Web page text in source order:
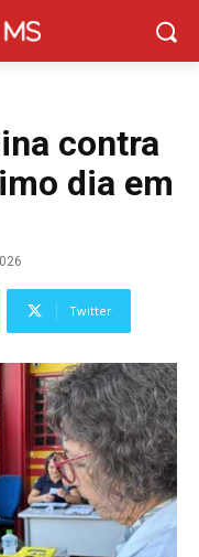
contra
dia em
Twitter